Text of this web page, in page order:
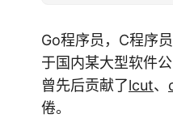
Go程序员，C程序
于国内某大型软件
曾先后贡献了lcut、
倦。